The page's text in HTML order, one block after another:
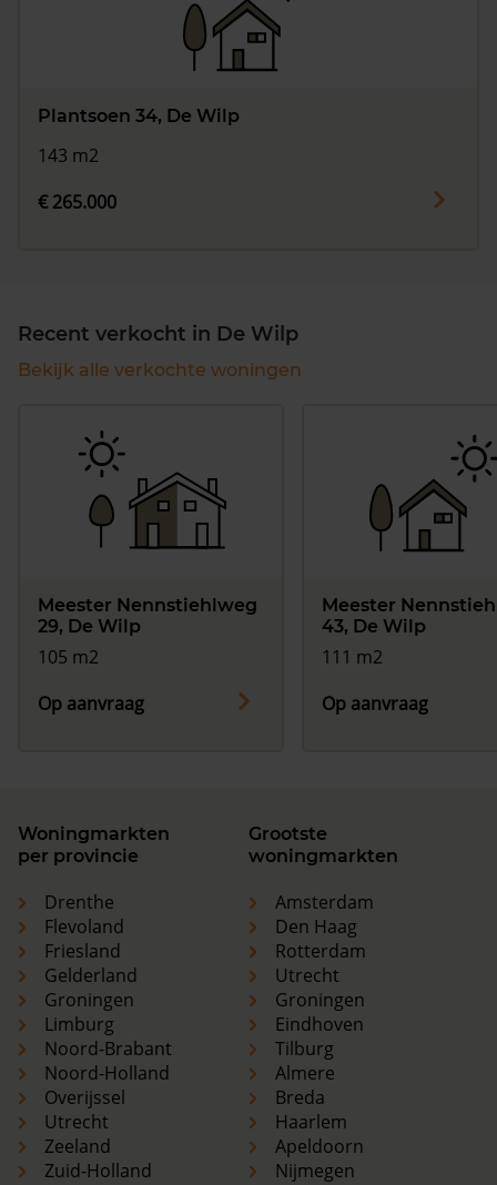
Plantsoen 34, De Wilp
143 m2
€ 265.000
Recent verkocht in De Wilp
Bekijk alle verkochte woningen
Meester Nennstiehlweg
29, De Wilp
105 m2
Op aanvraag
Meester
43, De Wilp
111 m2
Op aanvraag
Woningmarkten
per provincie
Drenthe
Flevoland
Friesland
Gelderland
Groningen
Limburg
Noord-Brabant
Noord-Holland
Overijssel
Utrecht
Zeeland
Zuid-Holland
Grootste
woningmarkten
Amsterdam
Den Haag
Rotterdam
Utrecht
Groningen
Eindhoven
Tilburg
Almere
Breda
Haarlem
Apeldoorn
Nijmegen